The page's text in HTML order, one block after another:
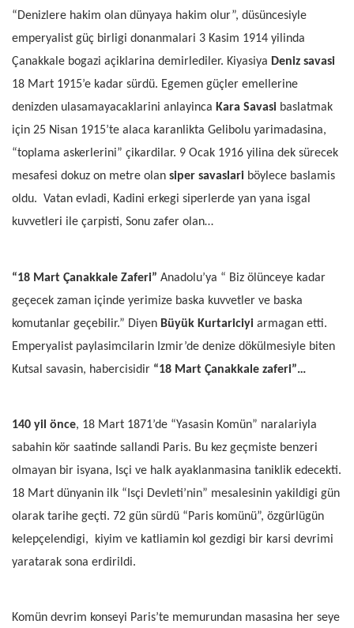
“Denizlere hakim olan dünyaya hakim olur”, düsüncesiyle
emperyalist güç birligi donanmalari 3 Kasim 1914 yilinda
Çanakkale bogazi açiklarina demirlediler. Kiyasiya Deniz savasi
18 Mart 1915’e kadar sürdü. Egemen güçler emellerine
denizden ulasamayacaklarini anlayinca Kara Savasi baslatmak
için 25 Nisan 1915’te alaca karanlikta Gelibolu yarimadasina,
“toplama askerlerini” çikardilar. 9 Ocak 1916 yilina dek sürecek
mesafesi dokuz on metre olan siper savaslari böylece baslamis
oldu. Vatan evladi, Kadini erkegi siperlerde yan yana isgal
kuvvetleri ile çarpisti, Sonu zafer olan…
“18 Mart Çanakkale Zaferi” Anadolu’ya “ Biz ölünceye kadar
geçecek zaman içinde yerimize baska kuvvetler ve baska
komutanlar geçebilir.” Diyen Büyük Kurtariciyi armagan etti.
Emperyalist paylasimcilarin Izmir’de denize dökülmesiyle biten
Kutsal savasin, habercisidir “18 Mart Çanakkale zaferi”…
140 yil önce, 18 Mart 1871’de “Yasasin Komün” naralariyla
sabahin kör saatinde sallandi Paris. Bu kez geçmiste benzeri
olmayan bir isyana, Isçi ve halk ayaklanmasina taniklik edecekti.
18 Mart dünyanin ilk “Isçi Devleti’nin” mesalesinin yakildigi gün
olarak tarihe geçti. 72 gün sürdü “Paris komünü”, özgürlügün
kelepçelendigi,
kiyim ve katliamin kol gezdigi bir karsi devrimi
yaratarak sona erdirildi.
Komün devrim konseyi Paris’te memurundan masasina her seye